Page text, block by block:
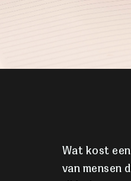
Wat kost
van mensen